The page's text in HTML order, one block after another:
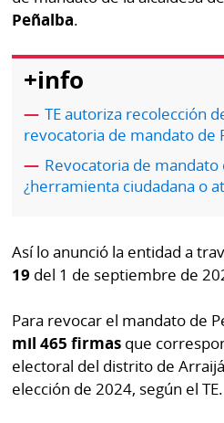
prácticas
OTROS
SITIOS
Metro
por
Metro
Panamá
Tiquetes
Cero
KM
Mi
Diario
Club
La
Busca
Fácil
⌾
⌾
Peñalba.
+info
TE autoriza recolección
revocatoria de mandato de
Revocatoria de
¿herramienta ciudadana o
Así lo anunció la entidad a
19 del 1 de septiembre de
Para revocar el mandato de
mil 465 firmas que
electoral del distrito de
elección de 2024, según el TE.